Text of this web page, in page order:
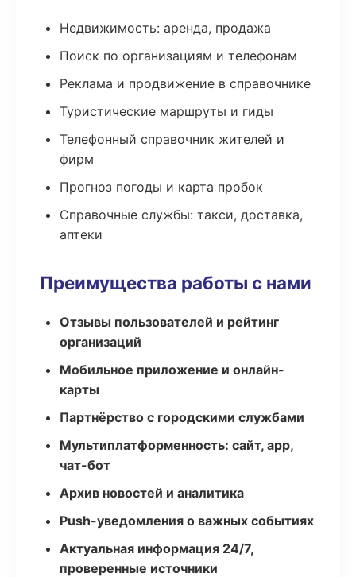
Недвижимость: аренда, продажа
Поиск по организациям и телефонам
Реклама и продвижение в справочнике
Туристические маршруты и гиды
Телефонный справочник жителей и
фирм
Прогноз погоды и карта пробок
Справочные службы: такси, доставка,
аптеки
Преимущества работы с нами
Отзывы пользователей и рейтинг
организаций
Мобильное приложение и онлайн-
карты
Партнёрство с городскими службами
Мультиплатформенность: сайт, app,
чат-бот
Архив новостей и аналитика
Push-уведомления о важных событиях
Актуальная информация 24/7,
проверенные источники